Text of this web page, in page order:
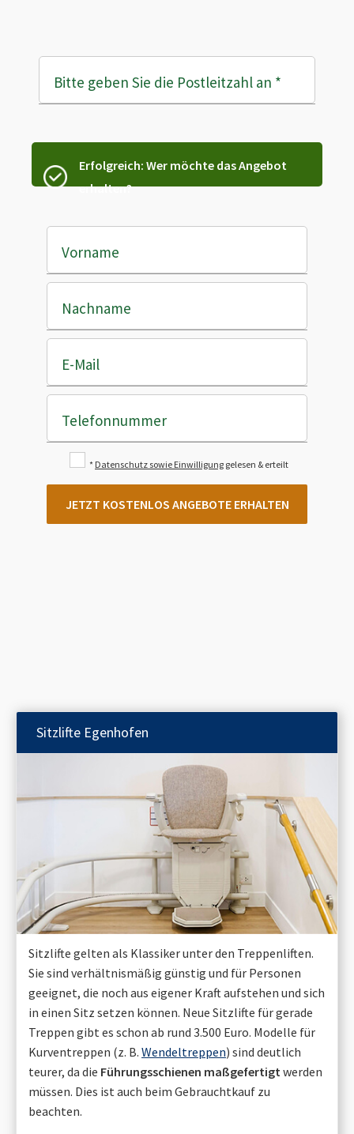
Bitte geben Sie die Postleitzahl an *
Erfolgreich: Wer möchte das Angebot
erhalten?
Vorname
Nachname
E-Mail
Telefonnummer
* Datenschutz sowie Einwilligung gelesen & erteilt
JETZT KOSTENLOS ANGEBOTE ERHALTEN
Sitzlifte Egenhofen
Sitzlifte gelten als Klassiker unter den Treppenliften.
Sie sind verhältnismäßig günstig und für Personen
geeignet, die noch aus eigener Kraft aufstehen und sich
in einen Sitz setzen können. Neue Sitzlifte für gerade
Treppen gibt es schon ab rund 3.500 Euro. Modelle für
Kurventreppen (z. B. Wendeltreppen) sind deutlich
teurer, da die Führungsschienen maßgefertigt werden
müssen. Dies ist auch beim Gebrauchtkauf zu
beachten.